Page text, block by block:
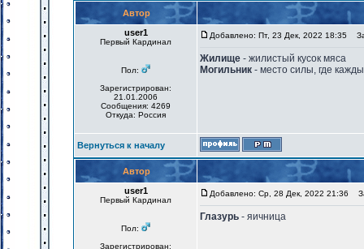
Автор
user1
Первый Кардинал
Пол:
Зарегистрирован:
21.01.2006
Сообщения: 4269
Откуда: Россия
Добавлено: Пт, 23 Дек, 2022 18:35
Жилище - жилистый кусок мяса
Могильник - место силы, где
Вернуться к началу
Автор
user1
Первый Кардинал
Пол:
Зарегистрирован:
Добавлено: Ср, 28 Дек, 2022 21:36
Глазурь - яичница